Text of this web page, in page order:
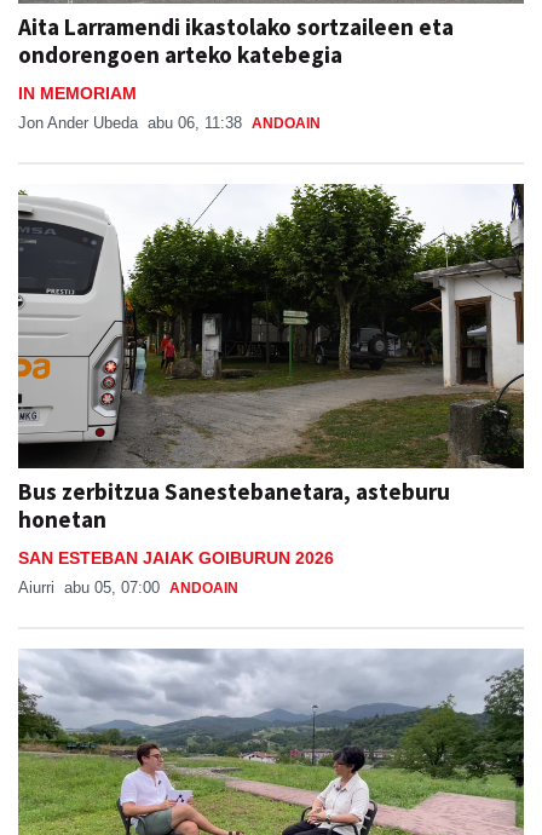
Aita Larramendi ikastolako sortzaileen eta
ondorengoen arteko katebegia
IN MEMORIAM
Jon Ander Ubeda abu 06, 11:38 ANDOAIN
Bus zerbitzua Sanestebanetara, asteburu
honetan
SAN ESTEBAN JAIAK GOIBURUN 2026
Aiurri abu 05, 07:00 ANDOAIN